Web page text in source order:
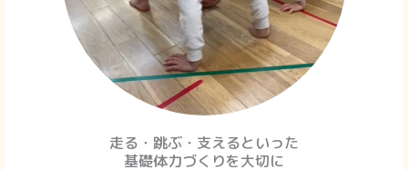
走る・跳ぶ・支えるといった
基礎体力づくりを大切に